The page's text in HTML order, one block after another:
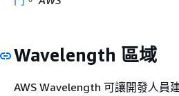
Wavelength 區域
AWS Wavelength 可讓開發人員